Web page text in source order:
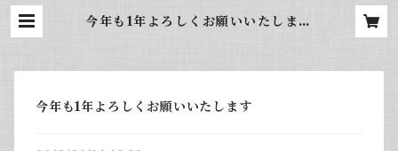
今年も1年よろしくお願いいたします
今年も1年よろしくお願いいたします